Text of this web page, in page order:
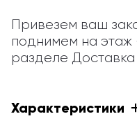
Привезем ваш
поднимем на этаж
разделе
Характеристики